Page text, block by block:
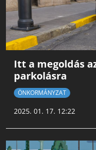
Itt a megoldás
parkolásra
ÖNKORMÁNYZAT
2025. 01. 17. 12:22